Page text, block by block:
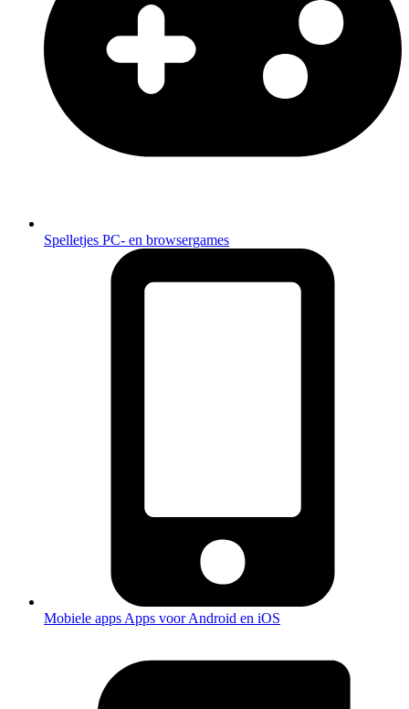
Spelletjes PC- en browsergames
Mobiele apps Apps voor Android en iOS